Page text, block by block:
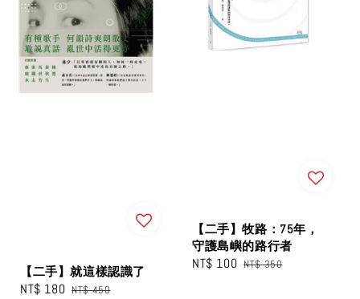
【二手】就這樣認識了
Sale
NT$ 180 Regular
NT$ 450
【二手】牧路：75年，
守護島嶼的路行者
Sale
NT$ 100 Regular
NT$ 350